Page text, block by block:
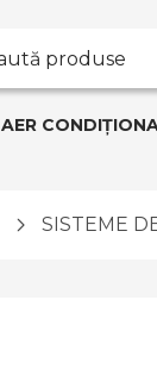
AER
SISTEME